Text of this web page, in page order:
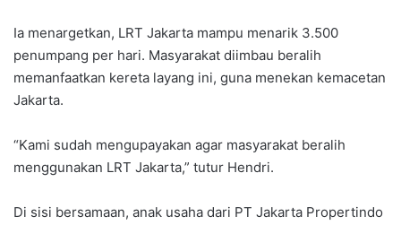
Ia menargetkan, LRT Jakarta mampu menarik 3.500
penumpang per hari. Masyarakat diimbau beralih
memanfaatkan kereta layang ini, guna menekan kemacetan
Jakarta.
“Kami sudah mengupayakan agar masyarakat beralih
menggunakan LRT Jakarta,” tutur Hendri.
Di sisi bersamaan, anak usaha dari PT Jakarta Propertindo